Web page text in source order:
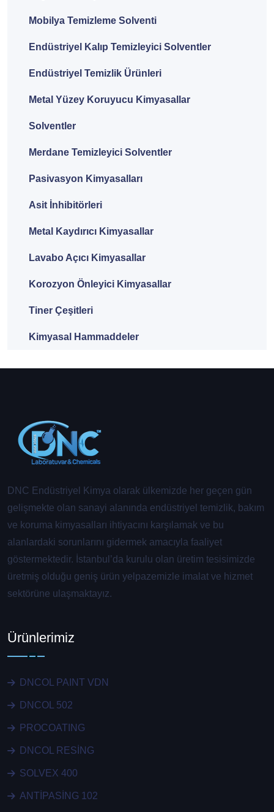
Mobilya Temizleme Solventi
Endüstriyel Kalıp Temizleyici Solventler
Endüstriyel Temizlik Ürünleri
Metal Yüzey Koruyucu Kimyasallar
Solventler
Merdane Temizleyici Solventler
Pasivasyon Kimyasalları
Asit İnhibitörleri
Metal Kaydırıcı Kimyasallar
Lavabo Açıcı Kimyasallar
Korozyon Önleyici Kimyasallar
Tiner Çeşitleri
Kimyasal Hammaddeler
DNC Endüstriyel Kimya olarak ülkemizde her geçen gün
gelişmekte olan sanayi alanında endüstriyel temizlik, bakım
ve koruma kimyasalları ihtiyacını karşılamak ve bu
alanlardaki sorunlarını gidermek amacıyla faaliyet
göstermektedir. İstanbul’da kurulu olan üretim tesisimizde
üretmiş olduğu geniş ürün yelpazemizle imalat ve hizmet
sektörüne ulaşmaktayız.
Ürünlerimiz
DNCOL PAINT VDN
DNCOL 502
PROCOATING
DNCOL RESİNG
SOLVEX 400
ANTİPASİNG 102